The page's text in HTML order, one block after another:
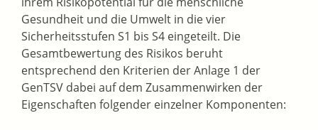
Gesundheit und die Umwelt in die vier
Sicherheitsstufen S1 bis S4 eingeteilt. Die
Gesamtbewertung des Risikos beruht
entsprechend den Kriterien der Anlage 1 der
GenTSV dabei auf dem Zusammenwirken der
Eigenschaften folgender einzelner Komponenten: